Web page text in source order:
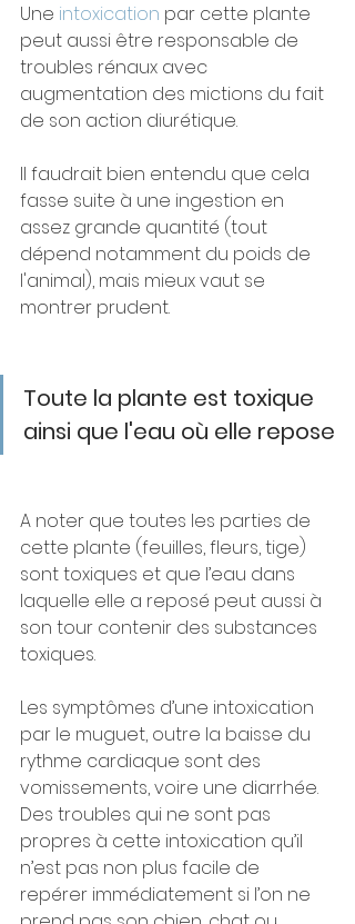
Une intoxication par cette plante
peut aussi être responsable de
troubles rénaux avec
augmentation des mictions du fait
de son action diurétique.
Il faudrait bien entendu que cela
fasse suite à une ingestion en
assez grande quantité (tout
dépend notamment du poids de
l'animal), mais mieux vaut se
montrer prudent.
Toute la plante est toxique
ainsi que l'eau où elle repose
A noter que toutes les parties de
cette plante (feuilles, fleurs, tige)
sont toxiques et que l’eau dans
laquelle elle a reposé peut aussi à
son tour contenir des substances
toxiques.
Les symptômes d’une intoxication
par le muguet, outre la baisse du
rythme cardiaque sont des
vomissements, voire une diarrhée.
Des troubles qui ne sont pas
propres à cette intoxication qu’il
n’est pas non plus facile de
repérer immédiatement si l’on ne